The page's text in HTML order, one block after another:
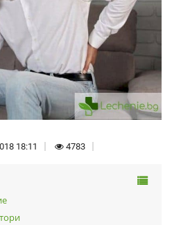
18:11 4783